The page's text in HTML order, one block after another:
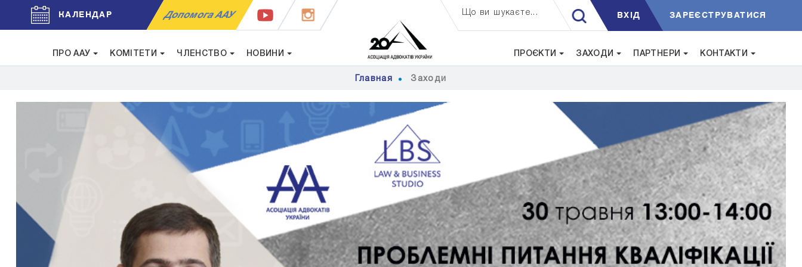
КАЛЕНДАР Допомога ААУ Що ви шукаєте... ВXIД ЗАРЕЄСТРУВАТИСЯ
ПРО ААУ КОМІТЕТИ ЧЛЕНСТВО НОВИНИ ПРОЄКТИ ЗАХОДИ ПАРТНЕРИ КОНТАКТИ
Главная Заходи